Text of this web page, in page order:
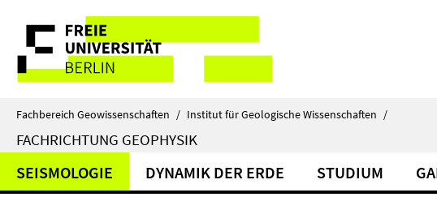
direkt
Inhalt
Service-
Navigation
Fachbereich Geowissenschaften / Institut für Geologische Wissenschaften /
FACHRICHTUNG GEOPHYSIK
SEISMOLOGIE DYNAMIK DER ERDE STUDIUM